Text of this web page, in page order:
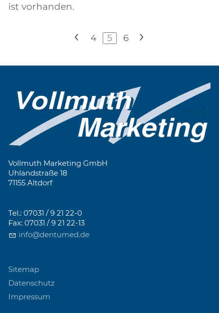
ist vorhanden.
< 4 5 6 >
Vollmuth Marketing GmbH
Uhlandstraße 18
71155 Altdorf
Tel.: 07031 / 9 21 22-0
Fax: 07031 / 9 21 22-13
info@dentumed.de
Sitemap
Datenschutz
Impressum